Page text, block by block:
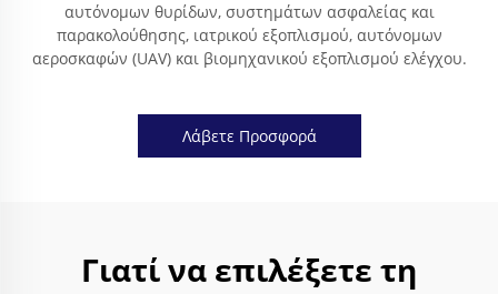
αυτόνομων θυρίδων, συστημάτων ασφαλείας και
παρακολούθησης, ιατρικού εξοπλισμού, αυτόνομων
αεροσκαφών (UAV) και βιομηχανικού εξοπλισμού ελέγχου.
Λάβετε Προσφορά
Γιατί να επιλέξετε τη